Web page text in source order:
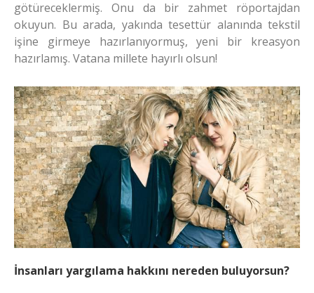
götüreceklermiş. Onu da bir zahmet röportajdan
okuyun. Bu arada, yakında tesettür alanında tekstil
işine girmeye hazırlanıyormuş, yeni bir kreasyon
hazırlamış. Vatana millete hayırlı olsun!
İnsanları yargılama hakkını nereden buluyorsun?